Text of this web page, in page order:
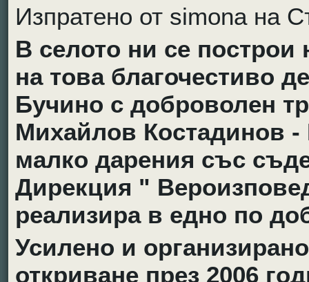
Изпратено от simona на
В селото ни се
на това благочестиво
Бучино с доброволен
Михайлов Костадинов
малко дарения със
Дирекция "
реализира в едно по
Усилено и
откриване през 2006